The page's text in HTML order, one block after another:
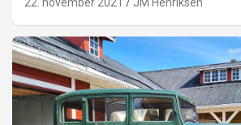
22. november 2021 JM Henriksen